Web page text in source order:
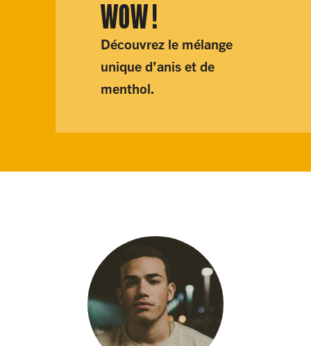
WOW !
Découvrez le mélange
unique d’anis et de
menthol.